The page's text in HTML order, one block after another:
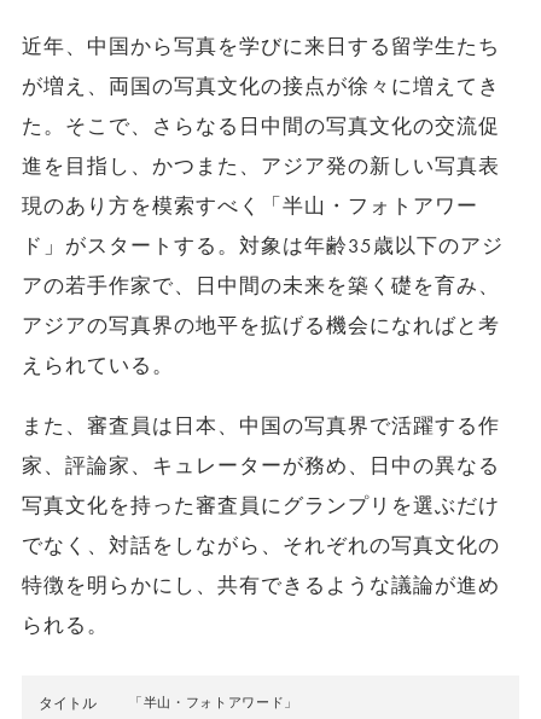
近年、中国から写真を学びに来日する留学生たち
が増え、両国の写真文化の接点が徐々に増えてき
た。そこで、さらなる日中間の写真文化の交流促
進を目指し、かつまた、アジア発の新しい写真表
現のあり方を模索すべく「半山・フォトアワー
ド」がスタートする。対象は年齢35歳以下のアジ
アの若手作家で、日中間の未来を築く礎を育み、
アジアの写真界の地平を拡げる機会になればと考
えられている。
また、審査員は日本、中国の写真界で活躍する作
家、評論家、キュレーターが務め、日中の異なる
写真文化を持った審査員にグランプリを選ぶだけ
でなく、対話をしながら、それぞれの写真文化の
特徴を明らかにし、共有できるような議論が進め
られる。
タイトル 「半山・フォトアワード」